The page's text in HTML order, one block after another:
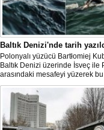
Baltık Denizi'nde tarih
Polonyalı yüzücü Bartłomiej
Baltık Denizi üzerinde İsveç ile
arasındaki mesafeyi yüzerek bu
başarının ilk örneği olarak